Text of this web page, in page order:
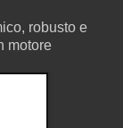
robusto e
motore